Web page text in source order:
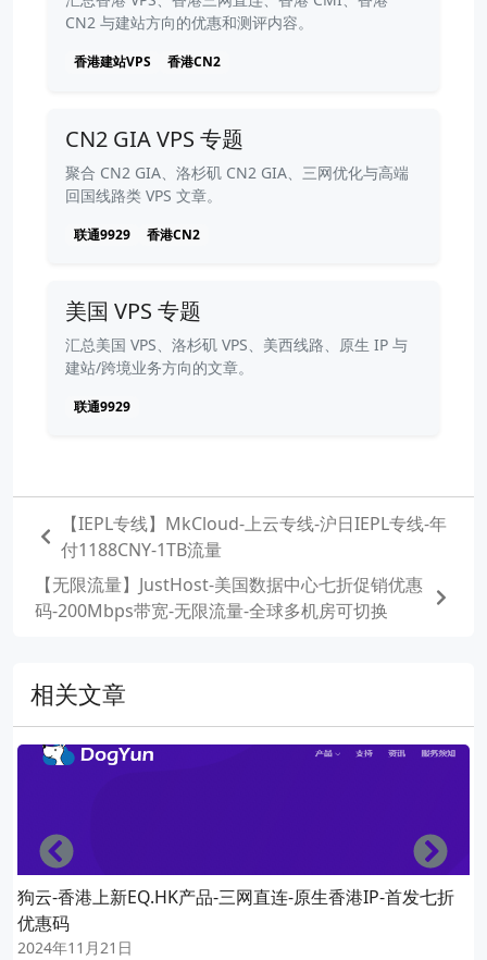
CN2 与建站方向的优惠和测评内容。
香港建站VPS 香港CN2
CN2 GIA VPS 专题
聚合 CN2 GIA、洛杉矶 CN2 GIA、三网优化与高端
回国线路类 VPS 文章。
联通9929 香港CN2
美国 VPS 专题
汇总美国 VPS、洛杉矶 VPS、美西线路、原生 IP 与
建站/跨境业务方向的文章。
联通9929
【IEPL专线】MkCloud-上云专线-沪日IEPL专线-年
付1188CNY-1TB流量
【无限流量】JustHost-美国数据中心七折促销优惠
码-200Mbps带宽-无限流量-全球多机房可切换
相关文章
狗云-香港上新EQ.HK产品-三网直连-原生香港IP-首发七折
优惠码
2024年11月21日
Left